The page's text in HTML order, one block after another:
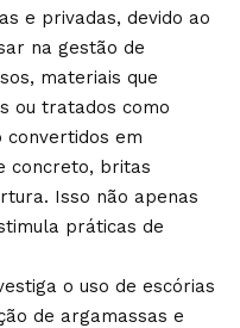
e privadas, devido ao
na gestão de
materiais que
ou tratados como
convertidos em
concreto, britas
Isso não apenas
práticas de
o uso de escórias
de argamassas e